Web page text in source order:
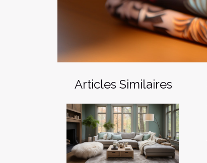
Articles Similaires